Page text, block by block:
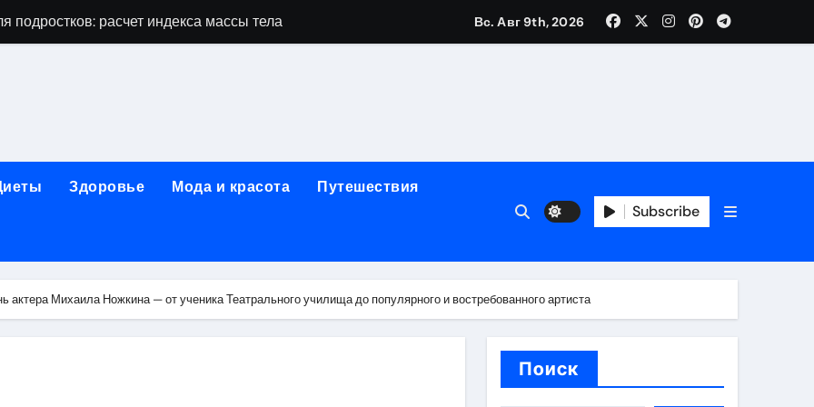
подростков: расчет индекса массы тела и ориентиры по возрасту, росту и полу
процедур и показания к лечению
неопределённость устойчивости в условиях неопределённости
региона: современные подходы, показания и риски
в салонах красоты
и сибирским городом: варианты маршрутов, тарифы и советы по планированию поездки
Вс. Авг 9th, 2026
Здоровье Мода и красота Путешествия
Subscribe
актера Михаила Ножкина — от ученика Театрального училища до популярного и востребованного артиста
Поиск